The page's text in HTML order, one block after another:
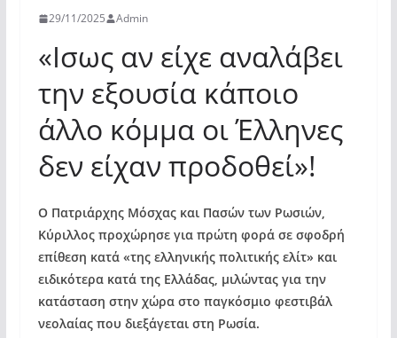
29/11/2025 Admin
«Ισως αν είχε αναλάβει
την εξουσία κάποιο
άλλο κόμμα οι Έλληνες
δεν είχαν προδοθεί»!
Ο Πατριάρχης Μόσχας και Πασών των Ρωσιών,
Κύριλλος προχώρησε για πρώτη φορά σε σφοδρή
επίθεση κατά «της ελληνικής πολιτικής ελίτ» και
ειδικότερα κατά της Ελλάδας, μιλώντας για την
κατάσταση στην χώρα στο παγκόσμιο φεστιβάλ
νεολαίας που διεξάγεται στη Ρωσία.